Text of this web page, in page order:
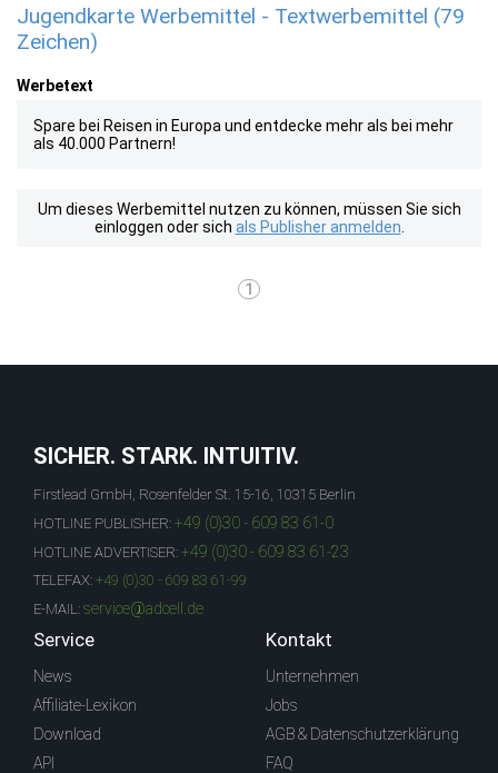
Jugendkarte Werbemittel - Textwerbemittel (79
Zeichen)
Werbetext
Spare bei Reisen in Europa und entdecke mehr als bei mehr
als 40.000 Partnern!
Um dieses Werbemittel nutzen zu können, müssen Sie sich
einloggen oder sich als Publisher anmelden
1
SICHER. STARK. INTUITIV.
Firstlead GmbH, Rosenfelder St. 15-16, 10315 Berlin
HOTLINE PUBLISHER: +49 (0)30 - 609 83 61-0
HOTLINE ADVERTISER: +49 (0)30 - 609 83 61-23
TELEFAX: +49 (0)30 - 609 83 61-99
E-MAIL: service@adcell.de
Service
News
Affiliate-Lexikon
Download
API
Kontakt
Unternehmen
Jobs
AGB & Datenschutzerklärung
FAQ